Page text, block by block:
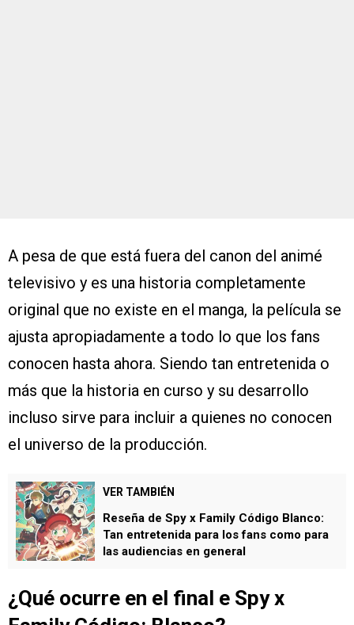
A pesa de que está fuera del canon del animé
televisivo y es una historia completamente
original que no existe en el manga, la película se
ajusta apropiadamente a todo lo que los fans
conocen hasta ahora. Siendo tan entretenida o
más que la historia en curso y su desarrollo
incluso sirve para incluir a quienes no conocen
el universo de la producción.
VER TAMBIÉN
Reseña de Spy x Family Código Blanco:
Tan entretenida para los fans como para
las audiencias en general
¿Qué ocurre en el final e Spy x